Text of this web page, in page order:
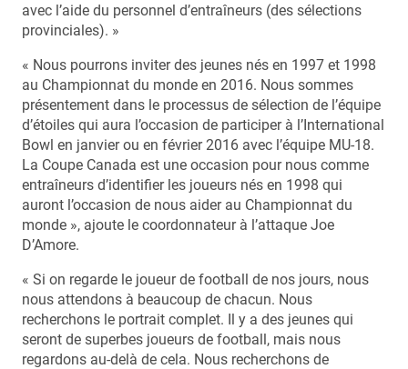
avec l’aide du personnel d’entraîneurs (des sélections
provinciales). »
« Nous pourrons inviter des jeunes nés en 1997 et 1998
au Championnat du monde en 2016. Nous sommes
présentement dans le processus de sélection de l’équipe
d’étoiles qui aura l’occasion de participer à l’International
Bowl en janvier ou en février 2016 avec l’équipe MU-18.
La Coupe Canada est une occasion pour nous comme
entraîneurs d’identifier les joueurs nés en 1998 qui
auront l’occasion de nous aider au Championnat du
monde », ajoute le coordonnateur à l’attaque Joe
D’Amore.
« Si on regarde le joueur de football de nos jours, nous
nous attendons à beaucoup de chacun. Nous
recherchons le portrait complet. Il y a des jeunes qui
seront de superbes joueurs de football, mais nous
regardons au-delà de cela. Nous recherchons de